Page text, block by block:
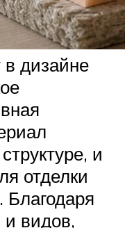
дизайне
и
отделки
и видов,